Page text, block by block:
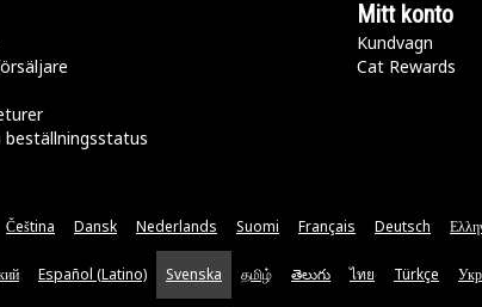
beställningsstatus
Mitt konto
Kundvagn
Cat Rewards
Čeština Dansk Nederlands Suomi Français Deutsch
Español (Latino) Svenska தமிழ் తెలుగు ไทย Türkçe